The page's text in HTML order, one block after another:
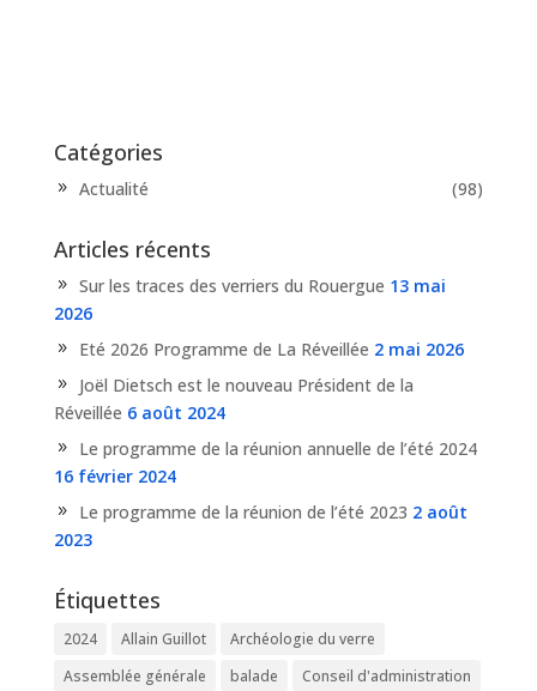
Catégories
Actualité (98)
Articles récents
Sur les traces des verriers du Rouergue 13 mai
2026
Eté 2026 Programme de La Réveillée 2 mai 2026
Joël Dietsch est le nouveau Président de la
Réveillée 6 août 2024
Le programme de la réunion annuelle de l’été 2024
16 février 2024
Le programme de la réunion de l’été 2023 2 août
2023
Étiquettes
2024 Allain Guillot
Archéologie du verre
Assemblée générale
balade
Conseil d'administration